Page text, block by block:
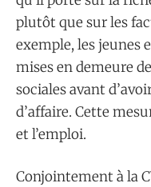
plutôt que sur les
exemple, les jeunes
mises en demeure
sociales avant
d’affaire. Cette
et l’emploi.
Conjointement à la